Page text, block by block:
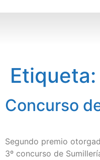
Etiqueta:
Concurso
Segundo premio
3º concurso de